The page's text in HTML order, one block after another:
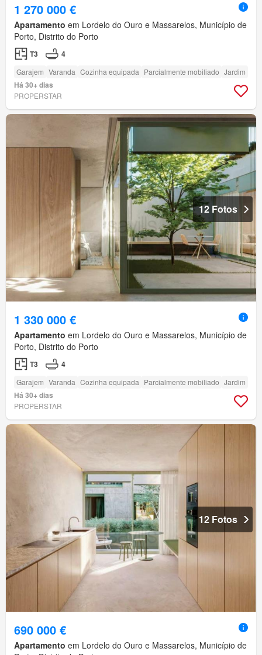
1 270 000 €
Apartamento em Lordelo do Ouro e Massarelos, Município de
Porto, Distrito do Porto
T3 4
Garajem Varanda Cozinha equipada Parcialmente mobiliado Jardim
Há 30+ dias
PROPERSTAR
12 Fotos
1 330 000 €
Apartamento em Lordelo do Ouro e Massarelos, Município de
Porto, Distrito do Porto
T3 4
Garajem Varanda Cozinha equipada Parcialmente mobiliado Jardim
Há 30+ dias
PROPERSTAR
12 Fotos
690 000 €
Apartamento em Lordelo do Ouro e Massarelos, Município de